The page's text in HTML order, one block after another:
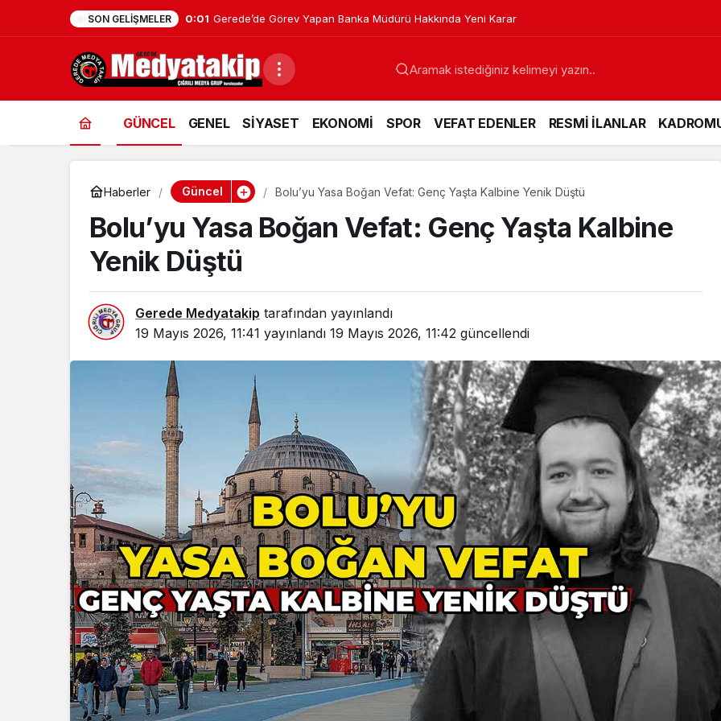
SON GELIŞMELER 0:01 Gerede’de Görev Yapan Banka Müdürü Hakkında Yeni Karar
GÜNCEL GENEL SİYASET EKONOMİ SPOR VEFAT EDENLER RESMİ İLANLAR
Haberler Güncel Bolu’yu Yasa Boğan Vefat: Genç Yaşta Kalbine Yenik Düştü
Bolu’yu Yasa Boğan Vefat: Genç Yaşta Kalbine
Yenik Düştü
Gerede Medyatakip tarafından yayınlandı
19 Mayıs 2026, 11:41 yayınlandı 19 Mayıs 2026, 11:42 güncellendi
Ünlü Oyuncu Ülkü Hilal
Çiftçi’nin Gerede
Bağlantısı Ortaya Çıktı
Güncel
Gerede’de Görev Yapan
Banka Müdürü Hakkında
Yeni Karar
Resmi İlanlar
TEBLİĞ İLANI (BOLU 1.
AİLE MAHKEMESİ)